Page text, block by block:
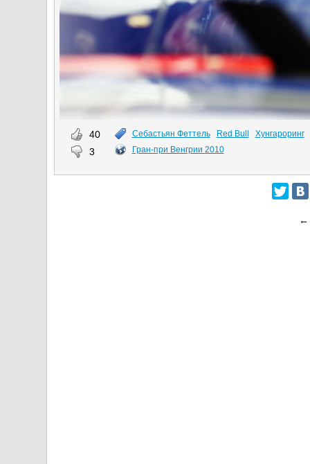
40
3
Себастьян Феттель Red Bull
Хунгароринг
Гран-при Венгрии 2010